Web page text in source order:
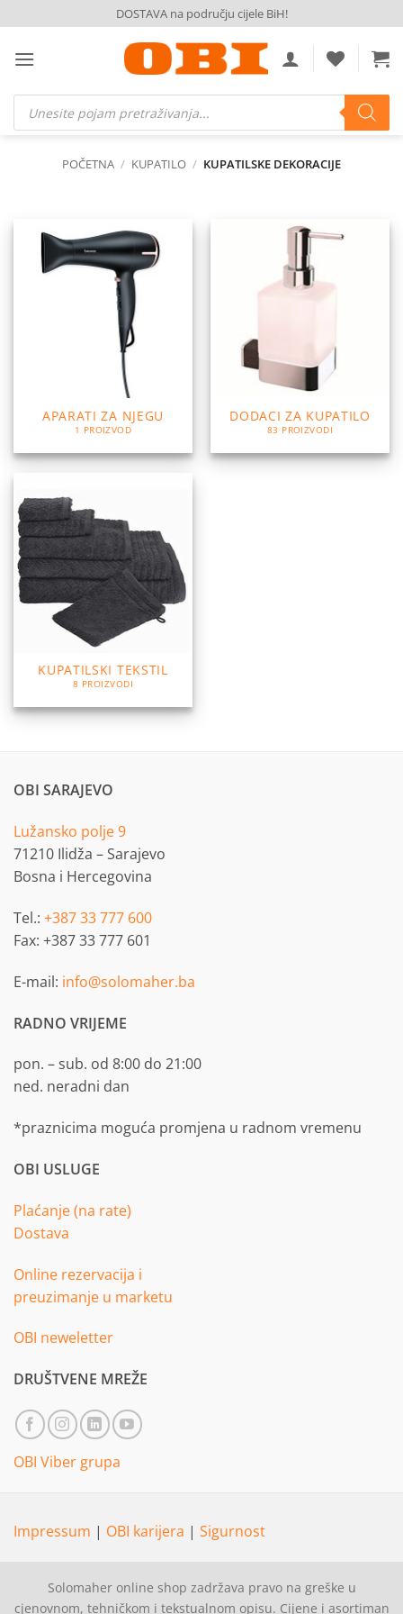
to
content
DOSTAVA na području cijele BiH!
Products
search
POČETNA / KUPATILO / KUPATILSKE DEKORACIJE
APARATI ZA NJEGU
1 PROIZVOD
DODACI ZA KUPATILO
83 PROIZVODI
KUPATILSKI TEKSTIL
8 PROIZVODI
OBI SARAJEVO
Lužansko polje 9
71210 Ilidža – Sarajevo
Bosna i Hercegovina
Tel.: +387 33 777 600
Fax: +387 33 777 601
E-mail: info@solomaher.ba
RADNO VRIJEME
pon. – sub. od 8:00 do 21:00
ned. neradni dan
*praznicima moguća promjena u radnom vremenu
OBI USLUGE
Plaćanje (na rate)
Dostava
Online rezervacija i
preuzimanje u marketu
OBI neweletter
DRUŠTVENE MREŽE
OBI Viber grupa
Impressum | OBI karijera | Sigurnost
Solomaher online shop zadržava pravo na greške u
cjenovnom, tehničkom i tekstualnom opisu. Cijene i asortiman